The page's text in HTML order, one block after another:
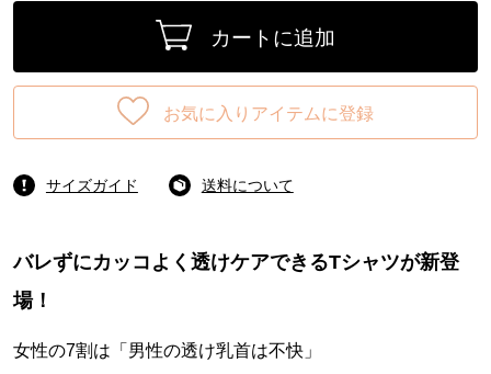
カートに追加
お気に入りアイテムに登録
サイズガイド 送料について
バレずにカッコよく透けケアできるTシャツが新登
場！
女性の7割は「男性の透け乳首は不快」